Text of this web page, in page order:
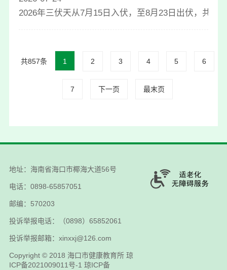
2026年三伏天从7月15日入伏，至8月23日出伏，共
共857条 1 2 3 4 5 6
7 下一页 最末页
地址：海南省海口市椰海大道56号
电话：0898-65857051
邮编：570203
投诉举报电话：（0898）65852061
投诉举报邮箱：xinxxj@126.com
Copyright © 2018 海口市健康教育所 琼
ICP备2021009011号-1 琼ICP备